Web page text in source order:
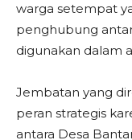
warga setempat
penghubung
digunakan dalam
Jembatan yang
peran strategis
antara Desa